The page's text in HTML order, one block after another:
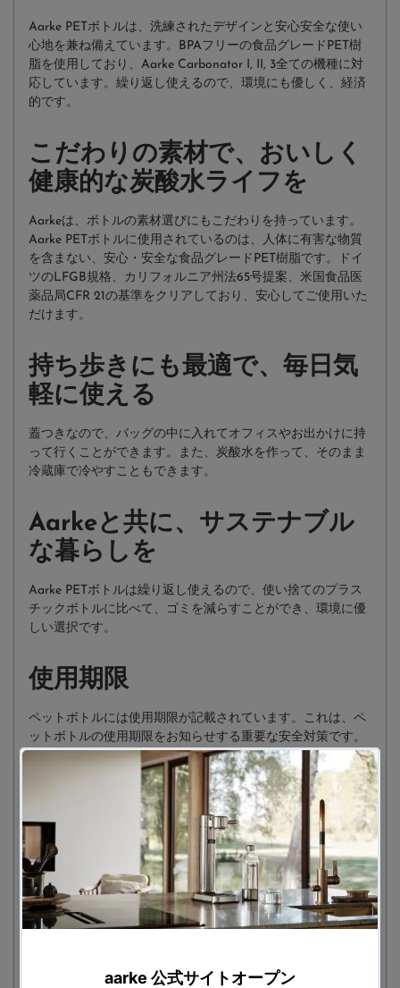
Aarke PETボトルは、洗練されたデザインと安心安全な使い
心地を兼ね備えています。BPAフリーの食品グレードPET樹
脂を使用しており、Aarke Carbonator I, II, 3全ての機種に対
応しています。繰り返し使えるので、環境にも優しく、経済
的です。
こだわりの素材で、おいしく
健康的な炭酸水ライフを
Aarkeは、ボトルの素材選びにもこだわりを持っています。
Aarke PETボトルに使用されているのは、人体に有害な物質
を含まない、安心・安全な食品グレードPET樹脂です。ドイ
ツのLFGB規格、カリフォルニア州法65号提案、米国食品医
薬品局CFR 21の基準をクリアしており、安心してご使用いた
だけます。
持ち歩きにも最適で、毎日気
軽に使える
蓋つきなので、バッグの中に入れてオフィスやお出かけに持
って行くことができます。また、炭酸水を作って、そのまま
冷蔵庫で冷やすこともできます。
Aarkeと共に、サステナブル
な暮らしを
Aarke PETボトルは繰り返し使えるので、使い捨てのプラス
チックボトルに比べて、ゴミを減らすことができ、環境に優
しい選択です。
使用期限
ペットボトルには使用期限が記載されています。これは、ペ
ットボトルの使用期限をお知らせする重要な安全対策です。
使用期限を過ぎたペットボトルは絶対に使用しないでくださ
互換性
アールケカーボネーター3、カーボネーターII、カーボネータ
ーIに対応。
※商品の使用期限の指定は出来かねます
異なる使用期限のボトルをお送りすることがございます。予